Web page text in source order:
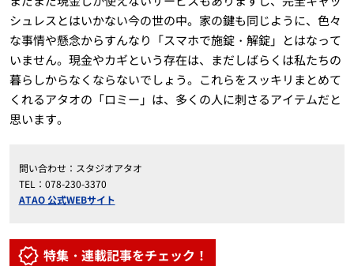
シュレスとはいかない今の世の中。家の鍵も同じように、色々
な事情や懸念からすんなり「スマホで施錠・解錠」とはなって
いません。現金やカギという存在は、まだしばらくは私たちの
暮らしからなくならないでしょう。これらをスッキリまとめて
くれるアタオの「ロミー」は、多くの人に刺さるアイテムだと
思います。
問い合わせ：スタジオアタオ
TEL：078-230-3370
ATAO 公式WEBサイト
特集・連載記事をチェック！